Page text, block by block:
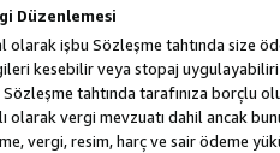
Düzenlemesi
olarak işbu Sözleşme tahtında size
kesebilir veya stopaj
Sözleşme tahtında tarafınıza borçlu
olarak vergi mevzuatı dahil ancak
vergi, resim, harç ve sair ödeme